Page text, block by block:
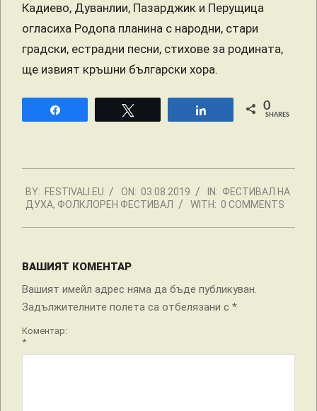
Кадиево, Дуванлии, Пазарджик и Перущица
огласиха Родопа планина с народни, стари
градски, естрадни песни, стихове за родината,
ще извият кръшни български хора.
0
SHARES
08-
03
BY: FESTIVALI.EU ON: 03.08.2019 IN: ФЕСТИВАЛ НА
ДУХА, ФОЛКЛОРЕН ФЕСТИВАЛ WITH: 0 COMMENTS
ВАШИЯТ КОМЕНТАР
Вашият имейл адрес няма да бъде публикуван.
Задължителните полета са отбелязани с *
Коментар:
*